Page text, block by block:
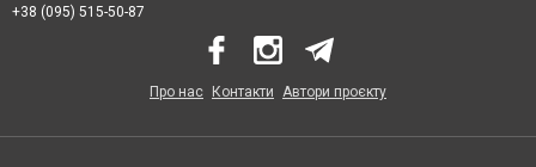
+38 (095) 515-50-87
Про нас Контакти Автори проєкту